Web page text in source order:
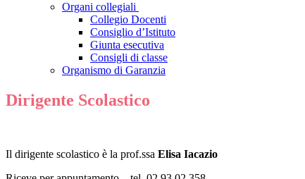
Organi collegiali
Collegio Docenti
Consiglio d’Istituto
Giunta esecutiva
Consigli di classe
Organismo di Garanzia
Dirigente Scolastico
Il dirigente scolastico è la prof.ssa Elisa Iacazio